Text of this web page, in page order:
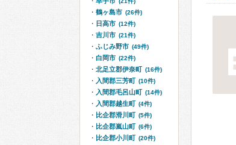
鶴ヶ島市 (26件)
日高市 (12件)
吉川市 (21件)
ふじみ野市 (49件)
白岡市 (22件)
北足立郡伊奈町 (16件)
入間郡三芳町 (10件)
入間郡毛呂山町 (14件)
入間郡越生町 (4件)
比企郡滑川町 (5件)
比企郡嵐山町 (6件)
比企郡小川町 (20件)